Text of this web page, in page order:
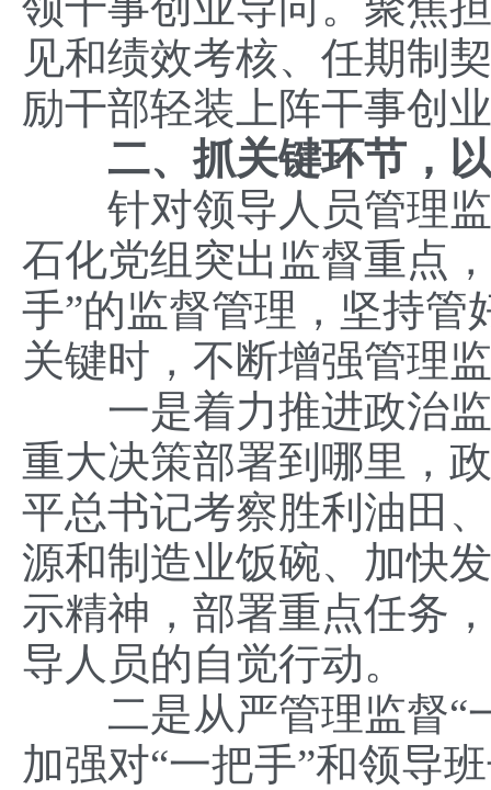
见和绩效考核、任期制
励干部轻装上阵干事创
二、抓关键环节，
针对领导人员管理监
石化党组突出监督重点
手”的监督管理，坚持管
关键时，不断增强管理
一是着力推进政治监
重大决策部署到哪里，
平总书记考察胜利油田
源和制造业饭碗、加快
示精神，部署重点任务
导人员的自觉行动。
二是从严管理监督“
加强对“一把手”和领导